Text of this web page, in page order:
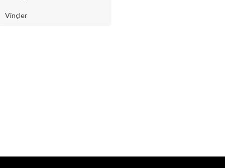
Vinçler